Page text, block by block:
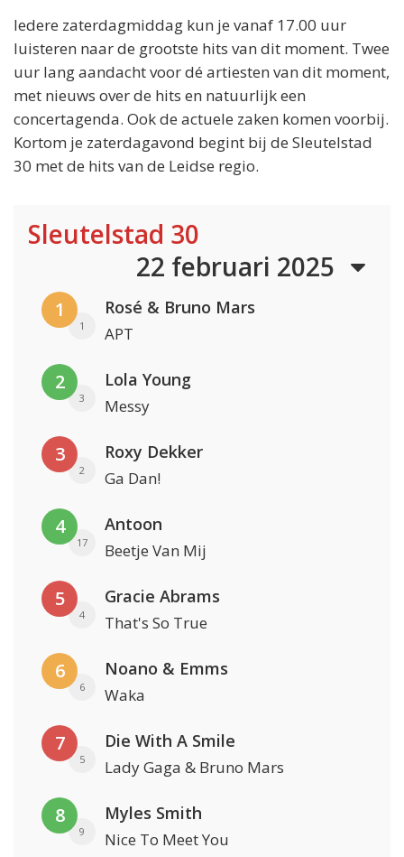
Iedere zaterdagmiddag kun je vanaf 17.00 uur
luisteren naar de grootste hits van dit moment. Twee
uur lang aandacht voor dé artiesten van dit moment,
met nieuws over de hits en natuurlijk een
concertagenda. Ook de actuele zaken komen voorbij.
Kortom je zaterdagavond begint bij de Sleutelstad
30 met de hits van de Leidse regio.
Sleutelstad 30
22 februari 2025
1
1
Rosé & Bruno Mars
APT
2
3
Lola Young
Messy
3
2
Roxy Dekker
Ga Dan!
4
17
Antoon
Beetje Van Mij
5
4
Gracie Abrams
That's So True
6
6
Noano & Emms
Waka
7
5
Die With A Smile
Lady Gaga & Bruno Mars
8
9
Myles Smith
Nice To Meet You